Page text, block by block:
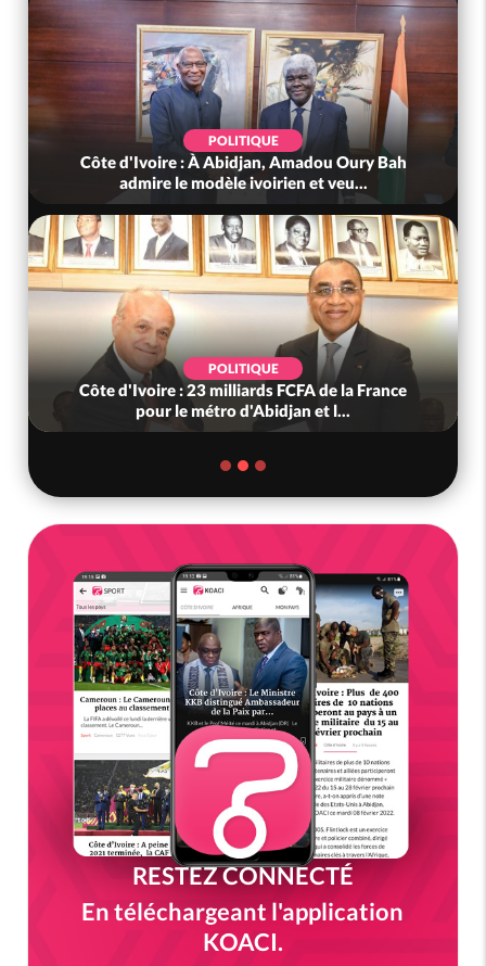
POLITIQUE
Côte d'Ivoire : À Abidjan, Amadou Oury Bah
admire le modèle ivoirien et veu...
POLITIQUE
Côte d'Ivoire : 23 milliards FCFA de la France
pour le métro d'Abidjan et l...
RESTEZ CONNECTÉ
En téléchargeant l'application
KOACI.